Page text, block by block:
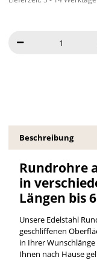
Beschreibung
Rundrohre
in
Längen bis
Unsere Edelstahl
geschliffenen
in Ihrer
Ihnen nach Hause